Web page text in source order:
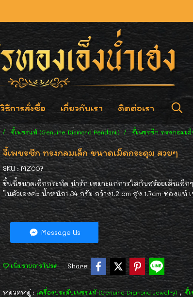
วิธีการสั่งซื้อ เกี่ยวกับเรา ติดต่อเรา
จี้เพชรแท้ (Genuine Diamond Pendant) จี้เพชรซีก ทรงกลมเ
จี้เพชรซีก ทรงกลมเล็ก ขนาดเม็ดกระดุม สวยๆ
SKU : MZ007
ชิ้นนี้ขนาดเล็กกระทัด น่ารัก เหมาะแก่การใส่กับสร้อยเส้นเล็
ในตัวเองค่ะ น้ำหนัก1.34 กรัม กว้าง1.2 cm สูง 1.7cm ทองแ
Message Us
เพิ่มรายการโปรด Share
หมวดหมู่ :เครื่องประดับเพชรแท้ (Genuine Diamond Jewelry) , จี้